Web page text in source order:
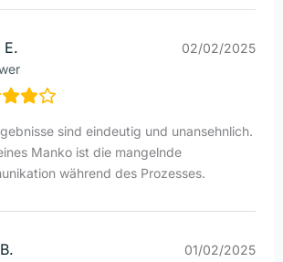
E. 02/02/2025
sind eindeutig und unansehnlich.
Manko ist die mangelnde
während des Prozesses.
01/02/2025